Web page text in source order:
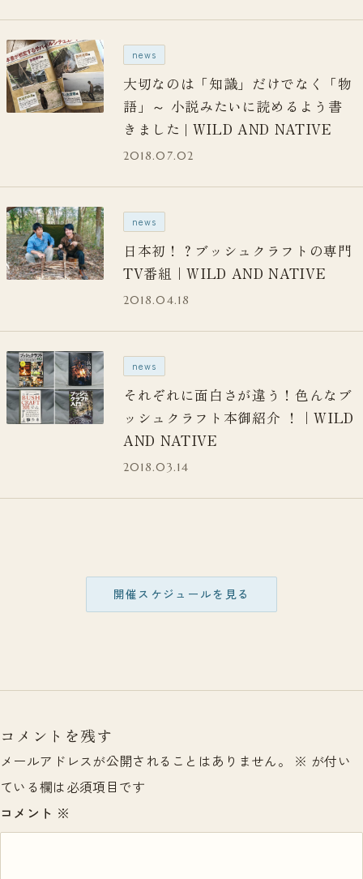
news
大切なのは「知識」だけでなく「物
語」～ 小説みたいに読めるよう書
きました | WILD AND NATIVE
2018.07.02
news
日本初！？ブッシュクラフトの専門
TV番組｜WILD AND NATIVE
2018.04.18
news
それぞれに面白さが違う！色んなブ
ッシュクラフト本御紹介 ！｜WILD
AND NATIVE
2018.03.14
開催スケジュールを見る
コメントを残す
メールアドレスが公開されることはありません。 ※ が付い
ている欄は必須項目です
コメント ※